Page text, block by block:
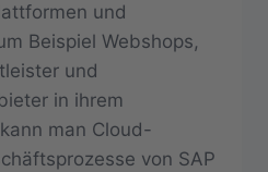
und
Beispiel Webshops,
und
in ihrem
man Cloud-
von SAP